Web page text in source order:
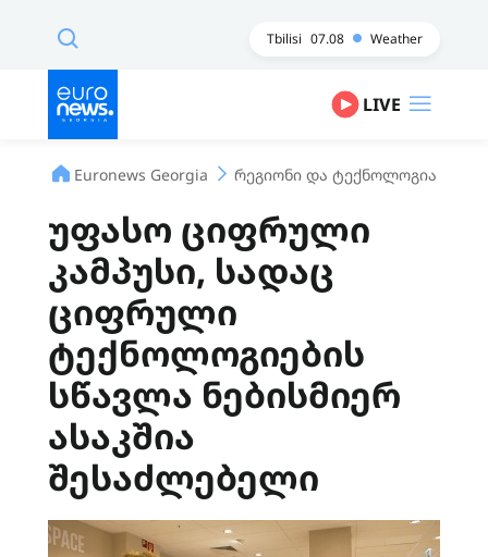
Tbilisi 07.08 Weather
LIVE
Euronews Georgia რეგიონი და ტექნოლოგია
უფასო ციფრული
კამპუსი, სადაც
ციფრული
ტექნოლოგიების
სწავლა ნებისმიერ
ასაკშია
შესაძლებელი